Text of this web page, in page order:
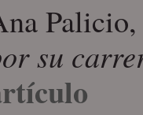
su